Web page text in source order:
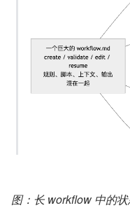
图：长 workflow 中的